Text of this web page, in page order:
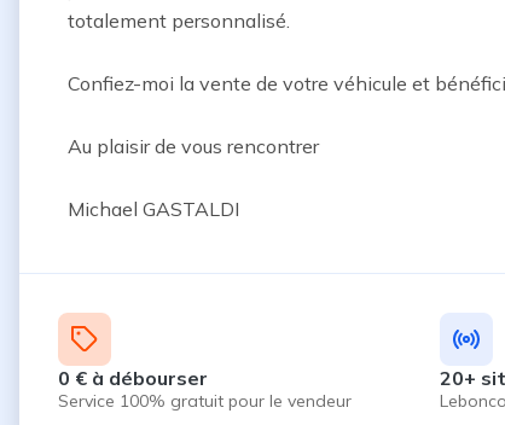
totalement personnalisé.
Confiez-moi la vente de votre véhicule et
Au plaisir de vous rencontrer
Michael GASTALDI
0 € à débourser
Service 100% gratuit pour le vendeur
20+